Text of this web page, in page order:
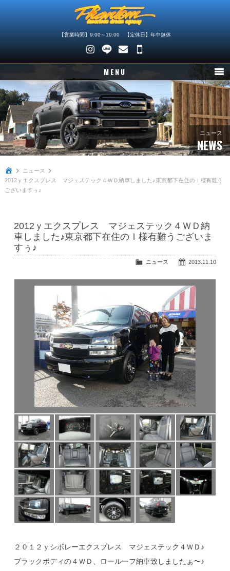
【営業時間】9:00～19:00 【定休日】年中無休
048-
745-
4446
MENU
ニュース
在庫車情報
パーツ情報
メンテナンス
公式ブログ
ニュース
NEWS
ニュース
2012ｙエクスプレス マジェステック４ＷＤ納車しました♪東京都下在住のＩ様有難う
ございますぅ♪
2012ｙエクスプレス マジェステック４ＷＤ納
車しました♪東京都下在住のＩ様有難うございま
すぅ♪
2013.11.10
ニュース
２０１２ｙシボレーエクスプレス マジェステック４ＷＤ♪
ブラックボディの４ＷＤ、ロールーフ納車致しましたぁ〜♪